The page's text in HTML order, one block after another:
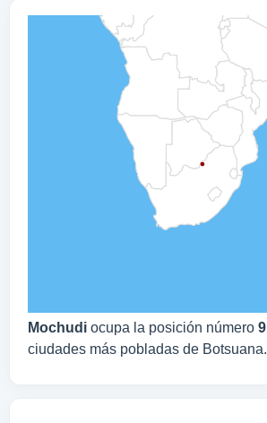
Mochudi ocupa la posición número 9
ciudades más pobladas de Botsuana.